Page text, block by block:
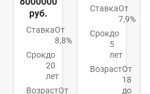
руб.
СтавкаОт
8,8%
Срокдо
20
лет
ВозрастОт
СтавкаОт
7,9%
Срокдо
5
лет
ВозрастОт
18
до